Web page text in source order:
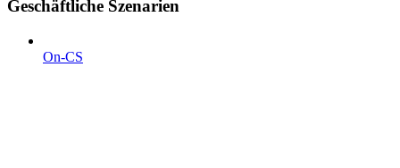
Geschäftliche Szenarien
On-CS